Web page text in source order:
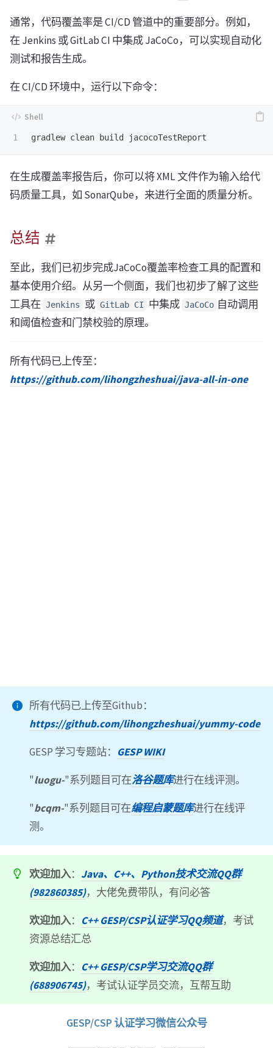
通常，代码覆盖率是 CI/CD 管道中的重要部分。例如，
在 Jenkins 或 GitLab CI 中集成 JaCoCo，可以实现自动化
测试和报告生成。
在 CI/CD 环境中，运行以下命令：
在生成覆盖率报告后，你可以将 XML 文件作为输入给代
码质量工具，如 SonarQube，来进行全面的质量分析。
总结
至此，我们已初步完成JaCoCo覆盖率检查工具的配置和
基本使用介绍。从另一个侧面，我们也初步了解了这些
工具在 Jenkins 或 GitLab CI 中集成 JaCoCo 自动调用
和阈值检查和门禁校验的原理。
所有代码已上传至：
https://github.com/lihongzheshuai/java-all-in-one
所有代码已上传至Github：
https://github.com/lihongzheshuai/yummy-code
GESP 学习专题站： GESP WIKI
"luogu-"系列题目可在洛谷题库进行在线评测。
"bcqm-"系列题目可在编程启蒙题库进行在线评
测。
欢迎加入： Java、C++、Python技术交流QQ群
(982860385)，大佬免费带队，有问必答
欢迎加入： C++ GESP/CSP认证学习QQ频道，考试
资源总结汇总
欢迎加入： C++ GESP/CSP学习交流QQ群
(688906745)，考试认证学员交流，互帮互助
GESP/CSP 认证学习微信公众号